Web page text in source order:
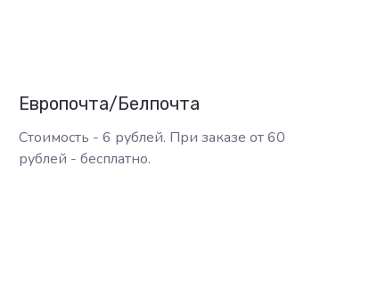
Европочта/Белпочта
Стоимость - 6 рублей. При заказе от 60
рублей - бесплатно.